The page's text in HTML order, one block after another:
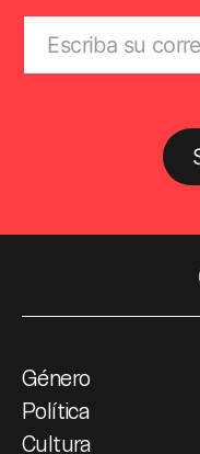
Género
Política
Cultura